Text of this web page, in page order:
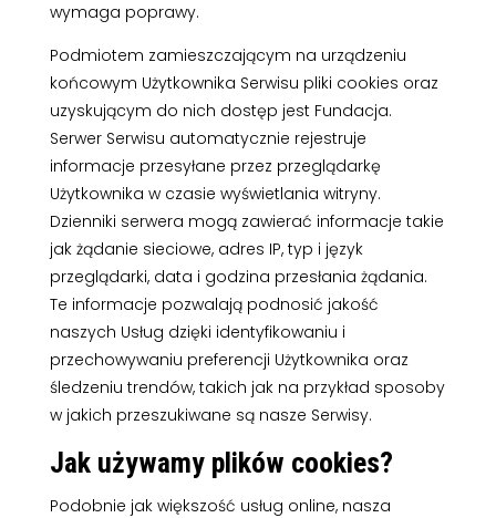
wymaga poprawy.
Podmiotem zamieszczającym na urządzeniu
końcowym Użytkownika Serwisu pliki cookies oraz
uzyskującym do nich dostęp jest Fundacja.
Serwer Serwisu automatycznie rejestruje
informacje przesyłane przez przeglądarkę
Użytkownika w czasie wyświetlania witryny.
Dzienniki serwera mogą zawierać informacje takie
jak żądanie sieciowe, adres IP, typ i język
przeglądarki, data i godzina przesłania żądania.
Te informacje pozwalają podnosić jakość
naszych Usług dzięki identyfikowaniu i
przechowywaniu preferencji Użytkownika oraz
śledzeniu trendów, takich jak na przykład sposoby
w jakich przeszukiwane są nasze Serwisy.
Jak używamy plików cookies?
Podobnie jak większość usług online, nasza